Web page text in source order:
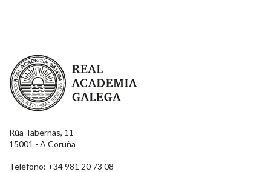
Real Academia Galega
Rúa Tabernas, 11
15001 - A Coruña
Teléfono: +34 981 20 73 08